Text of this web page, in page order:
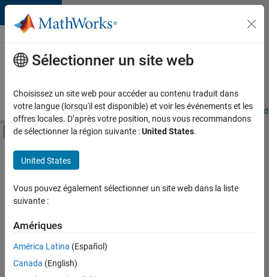
Passer au contenu
Votre
carrière
chez
Accueil Explorer nos opportunités Adresses de nos bureaux
Activer/désactiver l'affichage du menu
Contenu principal
FILTRER PAR
Support avancé
Applications et outils commerciaux
Technologies de l’information
Sélectionner un site web
Choisissez un site web pour accéder au contenu traduit dans
votre langue (lorsqu'il est disponible) et voir les événements et les
offres locales. D’après votre position, nous vous recommandons
de sélectionner la région suivante :United States.
United States
Vous pouvez également sélectionner un site web dans la liste
suivante :
Amériques
América Latina (Español)
Canada (English)